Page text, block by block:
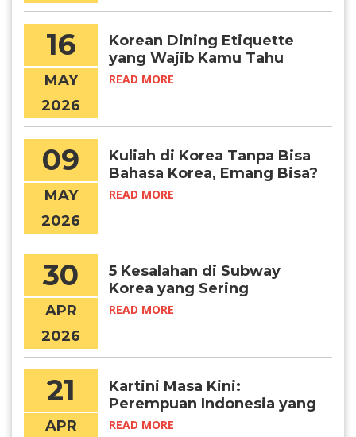
16
MAY
2026
Korean Dining Etiquette
yang Wajib Kamu Tahu
Sebelum Makan Bareng
READ MORE
09
MAY
2026
Kuliah di Korea Tanpa Bisa
Bahasa Korea, Emang Bisa?
READ MORE
30
APR
2026
5 Kesalahan di Subway
Korea yang Sering
Dilakukan Turis
READ MORE
21
APR
Kartini Masa Kini:
Perempuan Indonesia yang
Menembus Batas Lewat
READ MORE